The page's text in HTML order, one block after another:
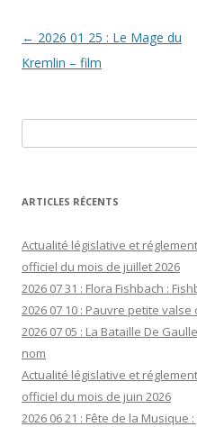
Navigation
des
← 2026 01 25 : Le Mage du
Kremlin – film
ARTICLES RÉCENTS
Actualité législative et
officiel du mois de juillet 2026
2026 07 31 : Flora Fishbach :
2026 07 10 : Pauvre petite
2026 07 05 : La Bataille De Gaulle
nom
Actualité législative et
officiel du mois de juin 2026
2026 06 21 : Fête de la